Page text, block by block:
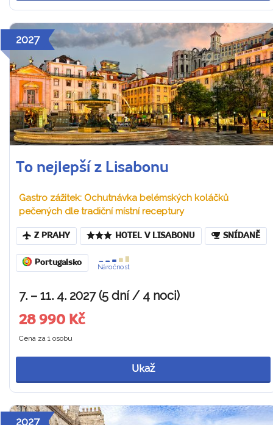
2027
To nejlepší z Lisabonu
Gastro zážitek: Ochutnávka belémských koláčků
pečených dle tradiční místní receptury
Z PRAHY HOTEL V LISABONU SNÍDANĚ
Portugalsko
Náročnost
7. – 11. 4. 2027 (5 dní / 4 noci)
28 990 Kč
Cena za 1 osobu
Ukaž
2027